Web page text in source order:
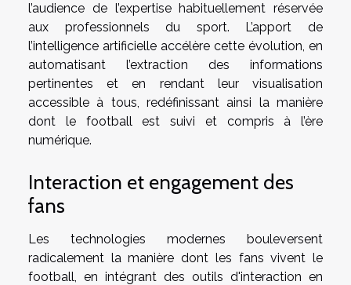
l’audience de l’expertise habituellement réservée
aux professionnels du sport. L’apport de
l’intelligence artificielle accélère cette évolution, en
automatisant l’extraction des informations
pertinentes et en rendant leur visualisation
accessible à tous, redéfinissant ainsi la manière
dont le football est suivi et compris à l’ère
numérique.
Interaction et engagement des
fans
Les technologies modernes bouleversent
radicalement la manière dont les fans vivent le
football, en intégrant des outils d'interaction en